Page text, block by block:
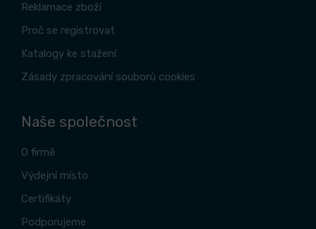
Reklamace zboží
Proč se registrovat
Katalogy ke stažení
Zásady zpracování souborů cookies
Naše společnost
O firmě
Výdejní místo
Certifikáty
Podporujeme